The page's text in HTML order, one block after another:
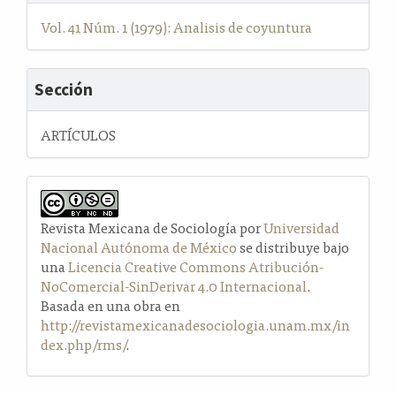
Vol. 41 Núm. 1 (1979): Analisis de coyuntura
Sección
ARTÍCULOS
Revista Mexicana de Sociología porUniversidad
Nacional Autónoma de Méxicose distribuye bajo
unaLicencia Creative Commons Atribución-
NoComercial-SinDerivar 4.0 Internacional.
Basada en una obra en
http://revistamexicanadesociologia.unam.mx/in
dex.php/rms/.